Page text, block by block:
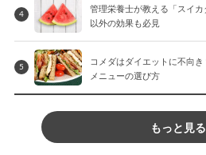
4
管理栄養士が教える「スイ
以外の効果も必見
5
コメダはダイエットに不向
メニューの選び方
もっと見る